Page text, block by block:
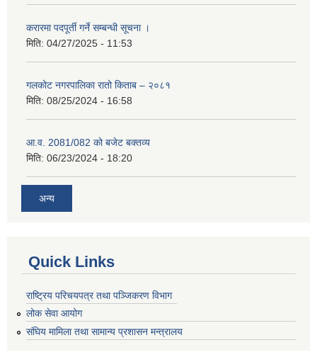
करारमा पदपूर्ती गर्ने सम्बन्धी सूचना ।
मिति: 04/27/2025 - 11:53
गलकोट नगरपालिका रातो किताब – २०८१
मिति: 08/25/2024 - 16:58
आ.व. 2081/082 को बजेट बक्तव्य
मिति: 06/23/2024 - 18:20
अन्य
Quick Links
राष्ट्रिय परिचयपत्र तथा पञ्जिकरण विभाग
लोक सेवा आयोग
संघिय मामिला तथा सामान्य प्रशासन मन्त्रालय